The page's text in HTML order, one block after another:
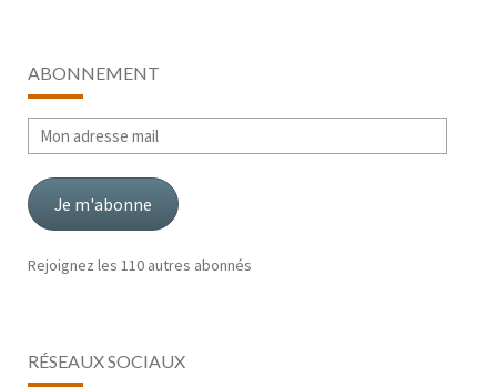
ABONNEMENT
Mon
adresse
mail
Je m'abonne
Rejoignez les 110 autres abonnés
RÉSEAUX SOCIAUX